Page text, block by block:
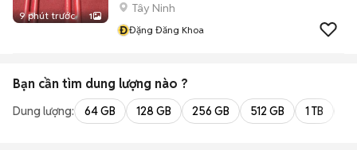
9 phút trước 1
Tây Ninh
ĐĐặng Đăng Khoa
Bạn cần tìm dung lượng nào ?
Dung lượng: 64 GB 128 GB 256 GB 512 GB 1 TB